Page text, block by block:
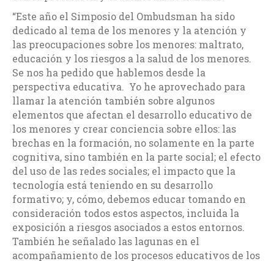
“Este año el Simposio del Ombudsman ha sido
dedicado al tema de los menores y la atención y
las preocupaciones sobre los menores: maltrato,
educación y los riesgos a la salud de los menores.
Se nos ha pedido que hablemos desde la
perspectiva educativa. Yo he aprovechado para
llamar la atención también sobre algunos
elementos que afectan el desarrollo educativo de
los menores y crear conciencia sobre ellos: las
brechas en la formación, no solamente en la parte
cognitiva, sino también en la parte social; el efecto
del uso de las redes sociales; el impacto que la
tecnología está teniendo en su desarrollo
formativo; y, cómo, debemos educar tomando en
consideración todos estos aspectos, incluida la
exposición a riesgos asociados a estos entornos.
También he señalado las lagunas en el
acompañamiento de los procesos educativos de los